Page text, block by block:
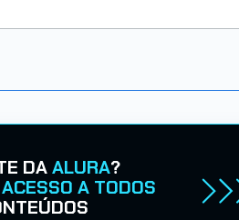
DAALURA?
ACESSO A TODOS